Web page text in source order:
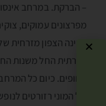
– הברקת. במרחב
מפרצונים עמוקים,
הפינה הצפון מזרחית
יוקרתית החל משנות
החופים. כיום כל
של המוני רזורטים